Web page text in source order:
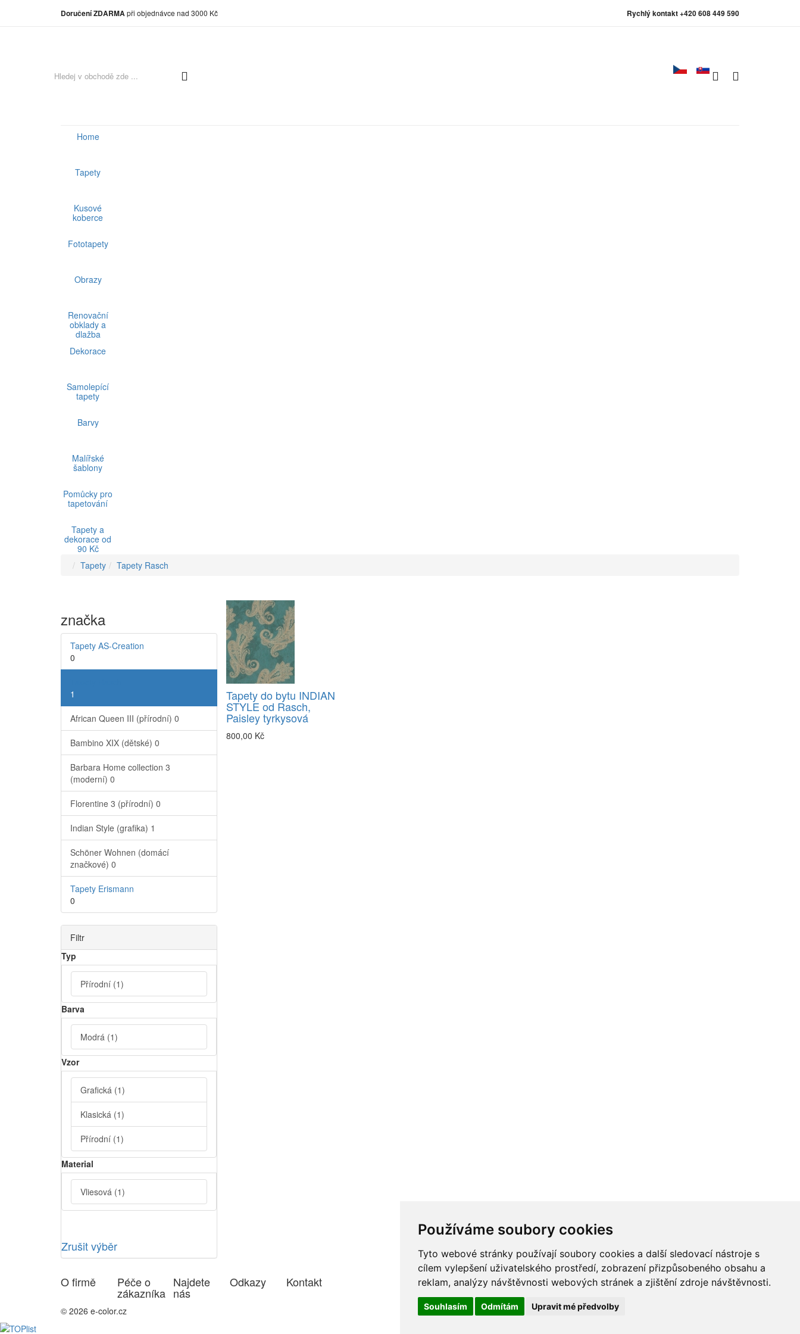
Používáme soubory cookies
Tyto webové stránky používají soubory cookies a další sledovací nástroje s
cílem vylepšení uživatelského prostředí, zobrazení přizpůsobeného obsahu a
reklam, analýzy návštěvnosti webových stránek a zjištění zdroje návštěvnosti.
Souhlasím Odmítám Upravit mé předvolby
Doručení ZDARMApři objednávce nad 3000 Kč Rychlý kontakt +420 608 449 590
Home
Tapety
Kusové
koberce
Fototapety
Obrazy
Renovační
obklady a
dlažba
Dekorace
Samolepící
tapety
Barvy
Malířské
šablony
Pomůcky pro
tapetování
Tapety a
dekorace od
90 Kč
Tapety
Tapety Rasch
značka
Tapety AS-Creation
0
1
African Queen III (přírodní) 0
Bambino XIX (dětské) 0
Barbara Home collection 3
(moderní) 0
Florentine 3 (přírodní) 0
Indian Style (grafika) 1
Schöner Wohnen (domácí
značkové) 0
Tapety Erismann
0
Filtr
Typ
Přírodní (1)
Barva
Modrá (1)
Vzor
Grafická (1)
Klasická (1)
Přírodní (1)
Material
Vliesová (1)
Zrušit výběr
Tapety do bytu INDIAN
STYLE od Rasch,
Paisley tyrkysová
800,00 Kč
O firmě Péče o
zákazníka
Najdete
nás
Odkazy Kontakt
© 2026 e-color.cz